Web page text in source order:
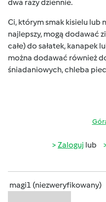
dwa razy dziennie.
Ci, którym smak kisielu lub
najlepszy, mogą dodawać
całe) do sałatek, kanapek
można dodawać również
śniadaniowych, chleba
Zaloguj lub
magi1 (niezweryfikowany)